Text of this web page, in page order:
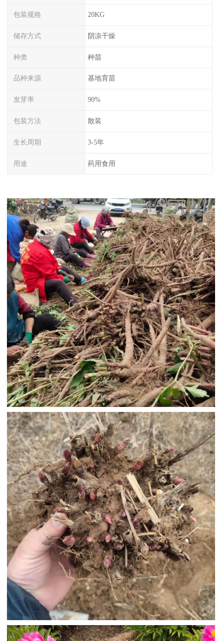
包装规格 20KG
储存方式 阴凉干燥
种类 种苗
品种来源 基地育苗
发芽率 90%
包装方法 散装
生长周期 3-5年
用途 药用食用